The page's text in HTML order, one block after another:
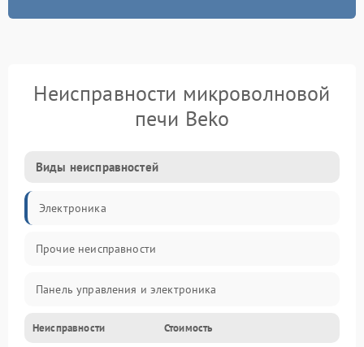
Неисправности микроволновой
печи Beko
Виды неисправностей
Электроника
Прочие неисправности
Панель управления и электроника
Дверца и корпус
Неисправности Стоимость